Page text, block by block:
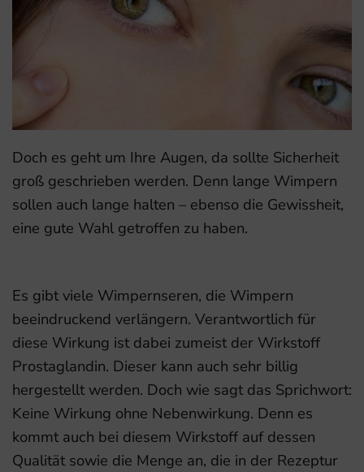
Es gibt viele Wimpernseren, die Wimpern
beeindruckend verlängern. Verantwortlich für
diese Wirkung ist dabei zumeist der Wirkstoff
Prostaglandin. Dieser kann auch sehr billig
hergestellt werden. Doch wie sagt das Sprichwort:
Keine Wirkung ohne Nebenwirkung. Denn es
kommt auch bei diesem Wirkstoff auf dessen
Qualität sowie die Menge an, die in der Rezeptur
Doch es geht um Ihre Augen, da sollte Sicherheit
groß geschrieben werden. Denn lange Wimpern
sollen auch lange halten – ebenso die Gewissheit,
eine gute Wahl getroffen zu haben.